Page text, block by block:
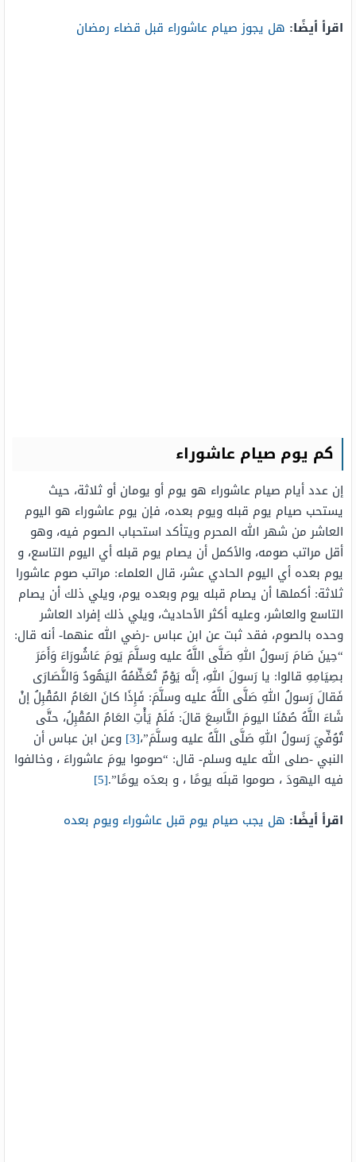
اقرأ أيضًا: هل يجوز صيام عاشوراء قبل قضاء رمضان
كم يوم صيام عاشوراء
إن عدد أيام صيام عاشوراء هو يوم أو يومان أو ثلاثة، حيث
يستحب صيام يوم قبله ويوم بعده، فإن يوم عاشوراء هو اليوم
العاشر من شهر الله المحرم ويتأكد استحباب الصوم فيه، وهو
أقل مراتب صومه، والأكمل أن يصام يوم قبله أي اليوم التاسع، و
يوم بعده أي اليوم الحادي عشر، قال العلماء: مراتب صوم عاشورا
ثلاثة: أكملها أن يصام قبله يوم وبعده يوم، ويلي ذلك أن يصام
التاسع والعاشر، وعليه أكثر الأحاديث، ويلي ذلك إفراد العاشر
وحده بالصوم، فقد ثبت عن ابن عباس -رضي الله عنهما- أنه قال:
“حِينَ صَامَ رَسولُ اللهِ صَلَّى اللَّهُ عليه وسلَّمَ يَومَ عَاشُورَاءَ وَأَمَرَ
بصِيَامِهِ قالوا: يا رَسولَ اللهِ، إنَّه يَوْمٌ تُعَظِّمُهُ اليَهُودُ وَالنَّصَارَى
فَقالَ رَسولُ اللهِ صَلَّى اللَّهُ عليه وسلَّمَ: فَإِذَا كانَ العَامُ المُقْبِلُ إنْ
شَاءَ اللَّهُ صُمْنَا اليومَ التَّاسِعَ قالَ: فَلَمْ يَأْتِ العَامُ المُقْبِلُ، حتَّى
تُوُفِّيَ رَسولُ اللهِ صَلَّى اللَّهُ عليه وسلَّمَ”،[3]
وعن ابن عباس أن
النبي -صلى الله عليه وسلم- قال: “صوموا يومَ عاشوراءَ ، وخالفوا
فيه اليهودَ ، صوموا قبلَه يومًا ، و بعدَه يومًا”.[5]
اقرأ أيضًا: هل يجب صيام يوم قبل عاشوراء ويوم بعده